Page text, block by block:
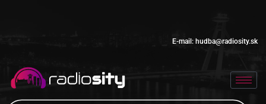
E-mail: hudba@radiosity.sk